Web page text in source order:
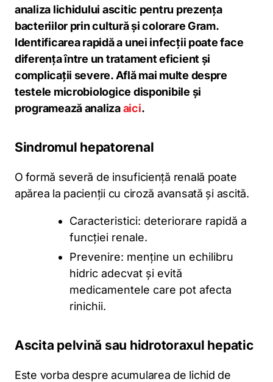
analiza lichidului ascitic pentru prezența
bacteriilor prin cultură și colorare Gram.
Identificarea rapidă a unei infecții poate face
diferența între un tratament eficient și
complicații severe. Află mai multe despre
testele microbiologice disponibile și
programează analizaaici.
Sindromul hepatorenal
O formă severă de insuficiență renală poate
apărea la pacienții cu ciroză avansată și ascită.
Caracteristici: deteriorare rapidă a
funcției renale.
Prevenire: menține un echilibru
hidric adecvat și evită
medicamentele care pot afecta
rinichii.
Ascita pelvină sau hidrotoraxul hepatic
Este vorba despre acumularea de lichid de